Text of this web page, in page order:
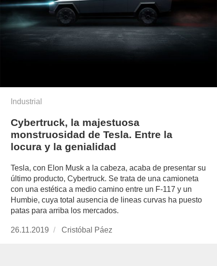
Industrial
Cybertruck, la majestuosa
monstruosidad de Tesla. Entre la
locura y la genialidad
Tesla, con Elon Musk a la cabeza, acaba de presentar su
último producto, Cybertruck. Se trata de una camioneta
con una estética a medio camino entre un F-117 y un
Humbie, cuya total ausencia de lineas curvas ha puesto
patas para arriba los mercados.
Publicado
26.11.2019
https://www.experimenta.es/author/cristobal-
Cristóbal Páez